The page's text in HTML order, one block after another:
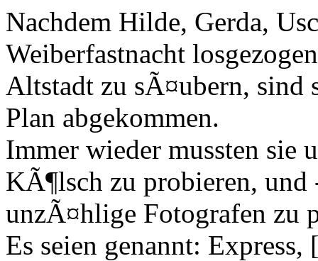
Nachdem Hilde, Gerda,
Weiberfastnacht
Altstadt zu sÃ¤ubern, sind
Plan abgekommen.
Immer wieder mussten sie
KÃ¶lsch zu probieren,
unzÃ¤hlige Fotografen zu
Es seien genannt: Express,